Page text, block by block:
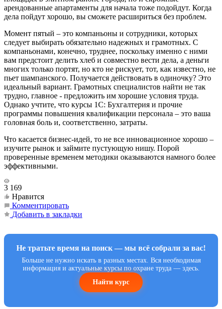
арендованные апартаменты для начала тоже подойдут. Когда
дела пойдут хорошо, вы сможете расшириться без проблем.
Момент пятый – это компаньоны и сотрудники, которых
следует выбирать обязательно надежных и грамотных. С
компаньонами, конечно, труднее, поскольку именно с ними
вам предстоит делить хлеб и совместно вести дела, а деньги
многих только портят, но кто не рискует, тот, как известно, не
пьет шампанского. Получается действовать в одиночку? Это
идеальный вариант. Грамотных специалистов найти не так
трудно, главное - предложить им хорошие условия труда.
Однако учтите, что курсы 1С: Бухгалтерия и прочие
программы повышения квалификации персонала – это ваша
головная боль и, соответственно, затраты.
Что касается бизнес-идей, то не все инновационное хорошо –
изучите рынок и займите пустующую нишу. Порой
проверенные временем методики оказываются намного более
эффективными.
3 169
Нравится
Комментировать
Добавить в закладки
Не тратьте время на поиск — мы всё собрали за вас!
Больше не нужно искать в разных местах. Вся необходимая
информация и актуальные курсы по охране труда — здесь.
Найти курс